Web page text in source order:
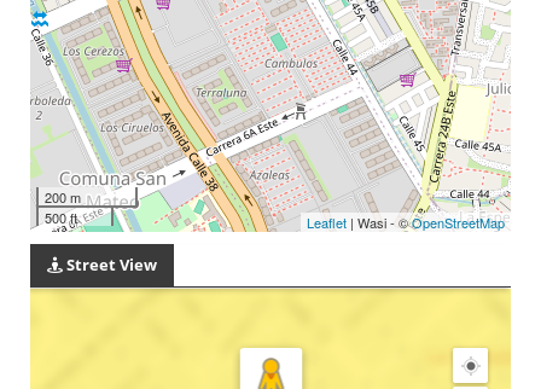
200 m
500 ft
Leaflet | Wasi - ©OpenStreetMap
Street View